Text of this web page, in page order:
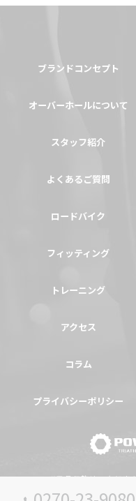
ブランドコンセプト
オーバーホールについて
スタッフ紹介
よくあるご質問
ロードバイク
フィッティング
トレーニング
アクセス
コラム
プライバシーポリシー
© 2026 群馬県伊勢崎の自転車